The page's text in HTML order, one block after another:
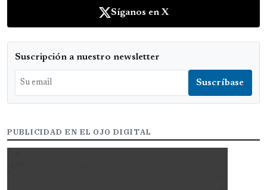
Síganos en X
Suscripción a nuestro newsletter
PUBLICIDAD EN EL OJO DIGITAL